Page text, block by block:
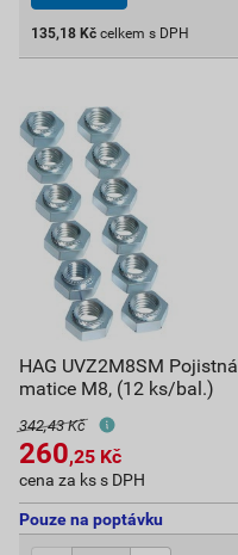
135,18 Kč celkem s DPH
HAG UVZ2M8SM Pojistná
matice M8, (12 ks/bal.)
342,43 Kč
260,25 Kč
cena za ks s DPH
Pouze na poptávku